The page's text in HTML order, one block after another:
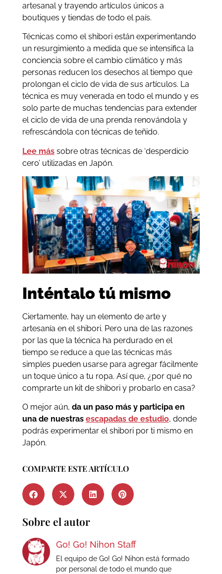
artesanal y trayendo artículos únicos a
boutiques y tiendas de todo el país.
Técnicas como el shibori están experimentando
un resurgimiento a medida que se intensifica la
conciencia sobre el cambio climático y más
personas reducen los desechos al tiempo que
prolongan el ciclo de vida de sus artículos. La
técnica es muy venerada en todo el mundo y es
solo parte de muchas tendencias para extender
el ciclo de vida de una prenda renovándola y
refrescándola con técnicas de teñido.
Lee mássobre otras técnicas de ‘desperdicio
cero’ utilizadas en Japón.
Inténtalo tú mismo
Ciertamente, hay un elemento de arte y
artesanía en el shibori. Pero una de las razones
por las que la técnica ha perdurado en el
tiempo se reduce a que las técnicas más
simples pueden usarse para agregar fácilmente
un toque único a tu ropa. Así que, ¿por qué no
comprarte un kit de shibori y probarlo en casa?
O mejor aún, da un paso más y participa en
una de nuestras escapadas de estudio, donde
podrás experimentar el shibori por ti mismo en
Japón.
COMPARTE ESTE ARTÍCULO
Sobre el autor
Go! Go! Nihon Staff
El equipo de Go! Go! Nihon está formado
por personal de todo el mundo que